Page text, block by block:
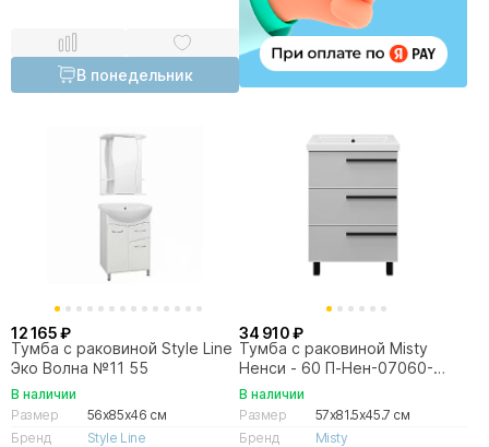
В понедельник
12 165 ₽
Тумба с раковиной Style Line
Эко Волна №11 55
В наличии
Размер
56x85x46 см
Бренд
Style Line
34 910 ₽
Тумба с раковиной Misty
Ненси - 60 П-Нен-07060-
503Я серая
В наличии
Размер
57x81.5x45.7 см
Бренд
Misty